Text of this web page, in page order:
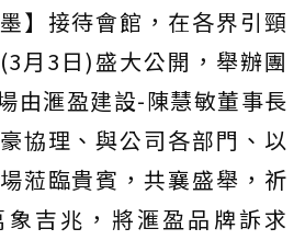
】接待會館，在各界引頸
月3日)盛大公開，舉辦團
由滙盈建設-陳慧敏董事長
協理、與公司各部門、以
蒞臨貴賓，共襄盛舉，祈
吉兆，將滙盈品牌訴求